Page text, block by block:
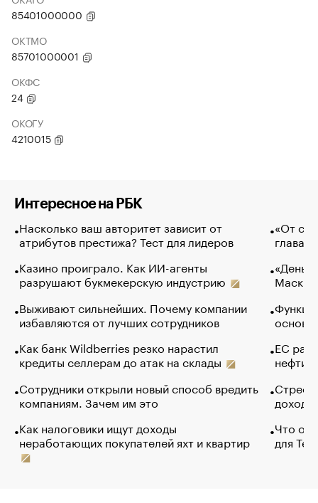
85401000000
ОКТМО
85701000001
ОКФС
24
ОКОГУ
4210015
Интересное на РБК
Насколько ваш авторитет зависит от
атрибутов престижа? Тест для лидеров
Казино проиграло. Как ИИ-агенты
разрушают букмекерскую индустрию
Выживают сильнейших. Почему компании
избавляются от лучших сотрудников
Как банк Wildberries резко нарастил
кредиты селлерам до атак на склады
Сотрудники открыли новый способ вредить
компаниям. Зачем им это
Как налоговики ищут доходы
неработающих покупателей яхт и квартир
«От
глава
Маск в
основ
ЕС
нефти
Что
для